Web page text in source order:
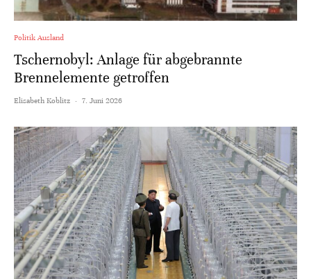
Politik Ausland
Tschernobyl: Anlage für abgebrannte
Brennelemente getroffen
Elisabeth Koblitz · 7. Juni 2026